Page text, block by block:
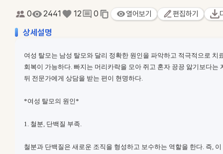
0 2441 12 0 열어보기 편집하기
상세설명
여성 탈모는 남성 탈모와 달리 정확한 원인을 파악하고 적극적으로 치
회복이 가능하다. 빠지는 머리카락을 모아 쥐고 혼자 끙끙 앓기보다는
뒤 전문가에게 상담을 받는 편이 현명하다.
*여성 탈모의 원인*
1. 철분, 단백질 부족.
철분과 단백질은 새로운 조직을 형성하고 보수하는 역할을 한다. 즉,